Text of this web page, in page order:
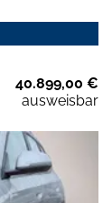
40.899,00 €
ausweisbar